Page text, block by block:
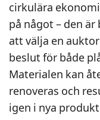
cirkulära
på något – den
att välja en
beslut för både
Materialen kan
renoveras och
igen i nya